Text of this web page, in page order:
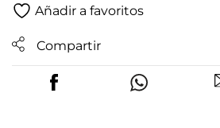
Añadir a favoritos
Compartir